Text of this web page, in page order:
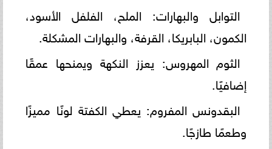
التوابل والبهارات: الملح، الفلفل الأسود،
الكمون، البابريكا، القرفة، والبهارات المشكلة.
الثوم المهروس: يعزز النكهة ويمنحها عمقًا
إضافيًا.
البقدونس المفروم: يعطي الكفتة لونًا مميزًا
وطعمًا طازجًا.